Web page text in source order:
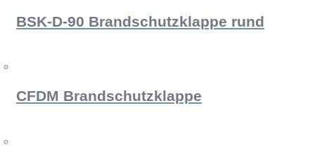
BSK-D-90 Brandschutzklappe rund
CFDM Brandschutzklappe